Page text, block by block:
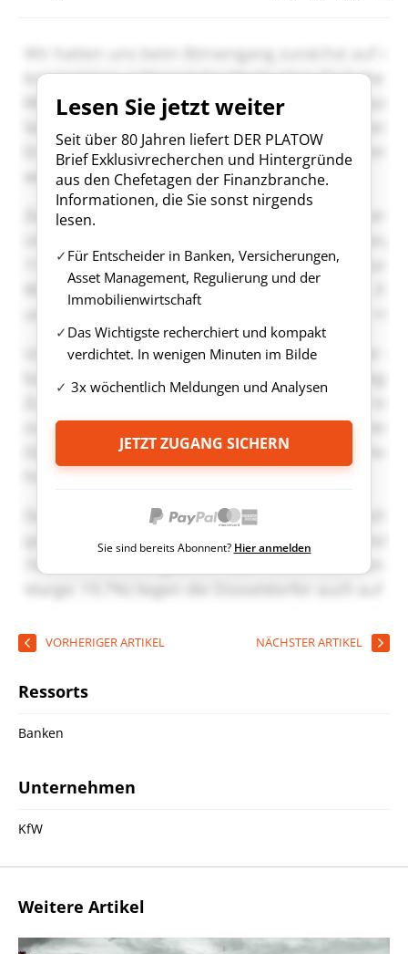
Lesen Sie jetzt weiter
Seit über 80 Jahren liefert DER PLATOW
Brief Exklusivrecherchen und Hintergründe
aus den Chefetagen der Finanzbranche.
Informationen, die Sie sonst nirgends
lesen.
Für Entscheider in Banken, Versicherungen,
Asset Management, Regulierung und der
Immobilienwirtschaft
Das Wichtigste recherchiert und kompakt
verdichtet. In wenigen Minuten im Bilde
3x wöchentlich Meldungen und Analysen
JETZT ZUGANG SICHERN
Sie sind bereits Abonnent? Hier anmelden
VORHERIGER ARTIKEL NÄCHSTER ARTIKEL
Ressorts
Banken
Unternehmen
KfW
Weitere Artikel